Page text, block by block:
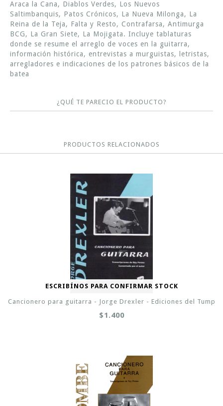
Araca la Cana, Diablos Verdes, Los Nuevos
Saltimbanquis, Patos Crónicos, La Nueva Milonga, La
Reina de la Teja, Falta y Resto, Contrafarsa, Antimurga
BCG, La Gran Siete, La Mojigata. Incluye tablaturas
donde se resume el arreglo de voces en la guitarra,
información histórica, entrevistas a murguistas, letristas,
arregladores e indicaciones de los patrones básicos de la
batea
¿QUÉ TE PARECIO EL PRODUCTO?
PRODUCTOS RELACIONADOS
ESCRIBÍNOS PARA CONFIRMAR STOCK
Cancionero para guitarra - Jorge Drexler - Ediciones del Tump
$1.400